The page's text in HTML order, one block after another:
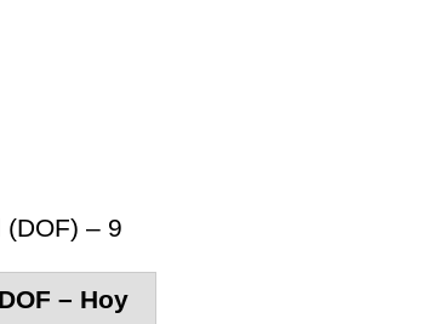
– 9
– Hoy